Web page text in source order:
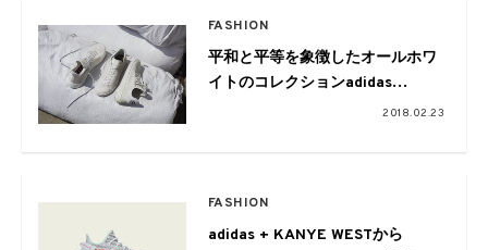
FASHION
平和と平等を象徴したオールホワ
イトのコレクションadidas
Originals = Pharrell Williams Hu
2018.02.23
FASHION
adidas + KANYE WESTから